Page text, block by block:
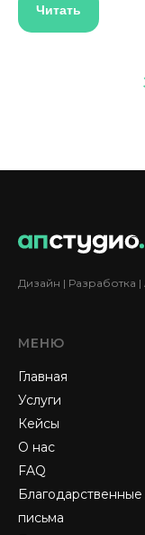
Читать
Дизайн | Разработка
МЕНЮ
Главная
Услуги
Кейсы
О нас
FAQ
Благодарственные
письма